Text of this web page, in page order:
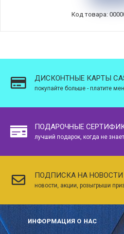
Код товара:
ДИСКОНТНЫЕ КАРТЫ
покупайте больше - платите
ПОДАРОЧНЫЕ
лучший подарок, когда не
ПОДПИСКА НА НОВОСТИ
новости, акции, розыгрыши
ИНФОРМАЦИЯ О НАС